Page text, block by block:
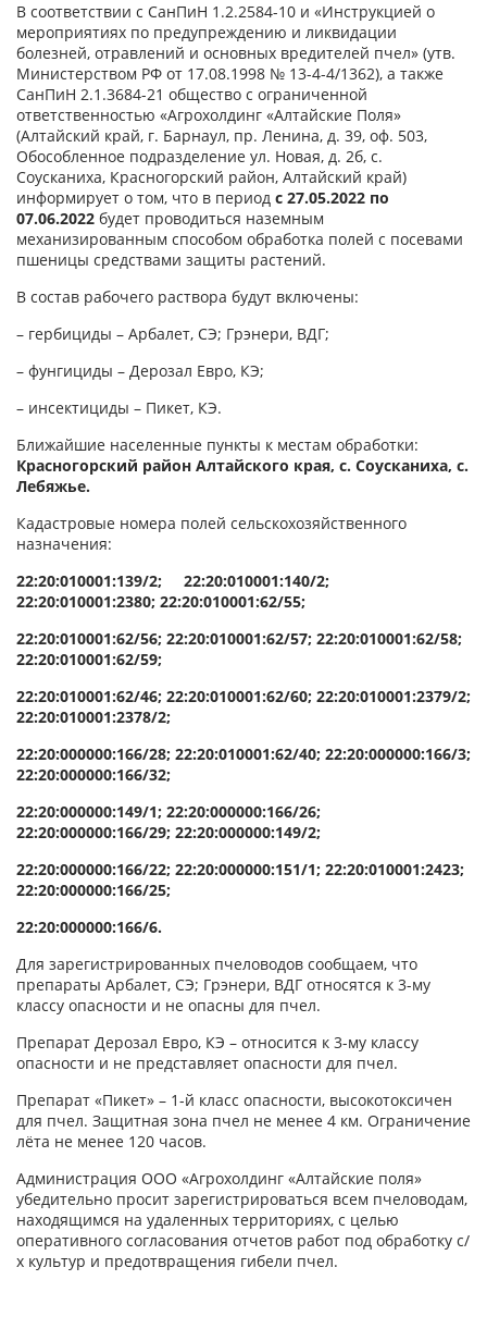
В соответствии с СанПиН 1.2.2584-10 и «Инструкцией о
мероприятиях по предупреждению и ликвидации
болезней, отравлений и основных вредителей пчел» (утв.
Министерством РФ от 17.08.1998 № 13-4-4/1362), а также
СанПиН 2.1.3684-21 общество с ограниченной
ответственностью «Агрохолдинг «Алтайские Поля»
(Алтайский край, г. Барнаул, пр. Ленина, д. 39, оф. 503,
Обособленное подразделение ул. Новая, д. 2б, с.
Соусканиха, Красногорский район, Алтайский край)
информирует о том, что в период с 27.05.2022 по
07.06.2022 будет проводиться наземным
механизированным способом обработка полей с посевами
пшеницы средствами защиты растений.
В состав рабочего раствора будут включены:
– гербициды – Арбалет, СЭ; Грэнери, ВДГ;
– фунгициды – Дерозал Евро, КЭ;
– инсектициды – Пикет, КЭ.
Ближайшие населенные пункты к местам обработки:
Красногорский район Алтайского края, с. Соусканиха, с.
Лебяжье.
Кадастровые номера полей сельскохозяйственного
назначения:
22:20:010001:139/2; 22:20:010001:140/2;
22:20:010001:2380; 22:20:010001:62/55;
22:20:010001:62/56; 22:20:010001:62/57; 22:20:010001:62/58;
22:20:010001:62/59;
22:20:010001:62/46; 22:20:010001:62/60; 22:20:010001:2379/2;
22:20:010001:2378/2;
22:20:000000:166/28; 22:20:010001:62/40; 22:20:000000:166/3;
22:20:000000:166/32;
22:20:000000:149/1; 22:20:000000:166/26;
22:20:000000:166/29; 22:20:000000:149/2;
22:20:000000:166/22; 22:20:000000:151/1; 22:20:010001:2423;
22:20:000000:166/25;
22:20:000000:166/6.
Для зарегистрированных пчеловодов сообщаем, что
препараты Арбалет, СЭ; Грэнери, ВДГ относятся к 3-му
классу опасности и не опасны для пчел.
Препарат Дерозал Евро, КЭ – относится к 3-му классу
опасности и не представляет опасности для пчел.
Препарат «Пикет» – 1-й класс опасности, высокотоксичен
для пчел. Защитная зона пчел не менее 4 км. Ограничение
лёта не менее 120 часов.
Администрация ООО «Агрохолдинг «Алтайские поля»
убедительно просит зарегистрироваться всем пчеловодам,
находящимся на удаленных территориях, с целью
оперативного согласования отчетов работ под обработку с/
х культур и предотвращения гибели пчел.